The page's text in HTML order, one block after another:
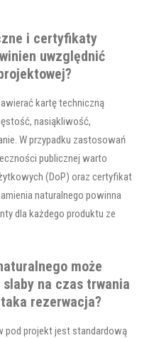
i certyfikaty
uwzględnić
kartę techniczną
nasiąkliwość,
W przypadku zastosowań
publicznej warto
(DoP) oraz certyfikat
naturalnego powinna
dla każdego produktu ze
może
na czas trwania
rezerwacja?
pod projekt jest standardową